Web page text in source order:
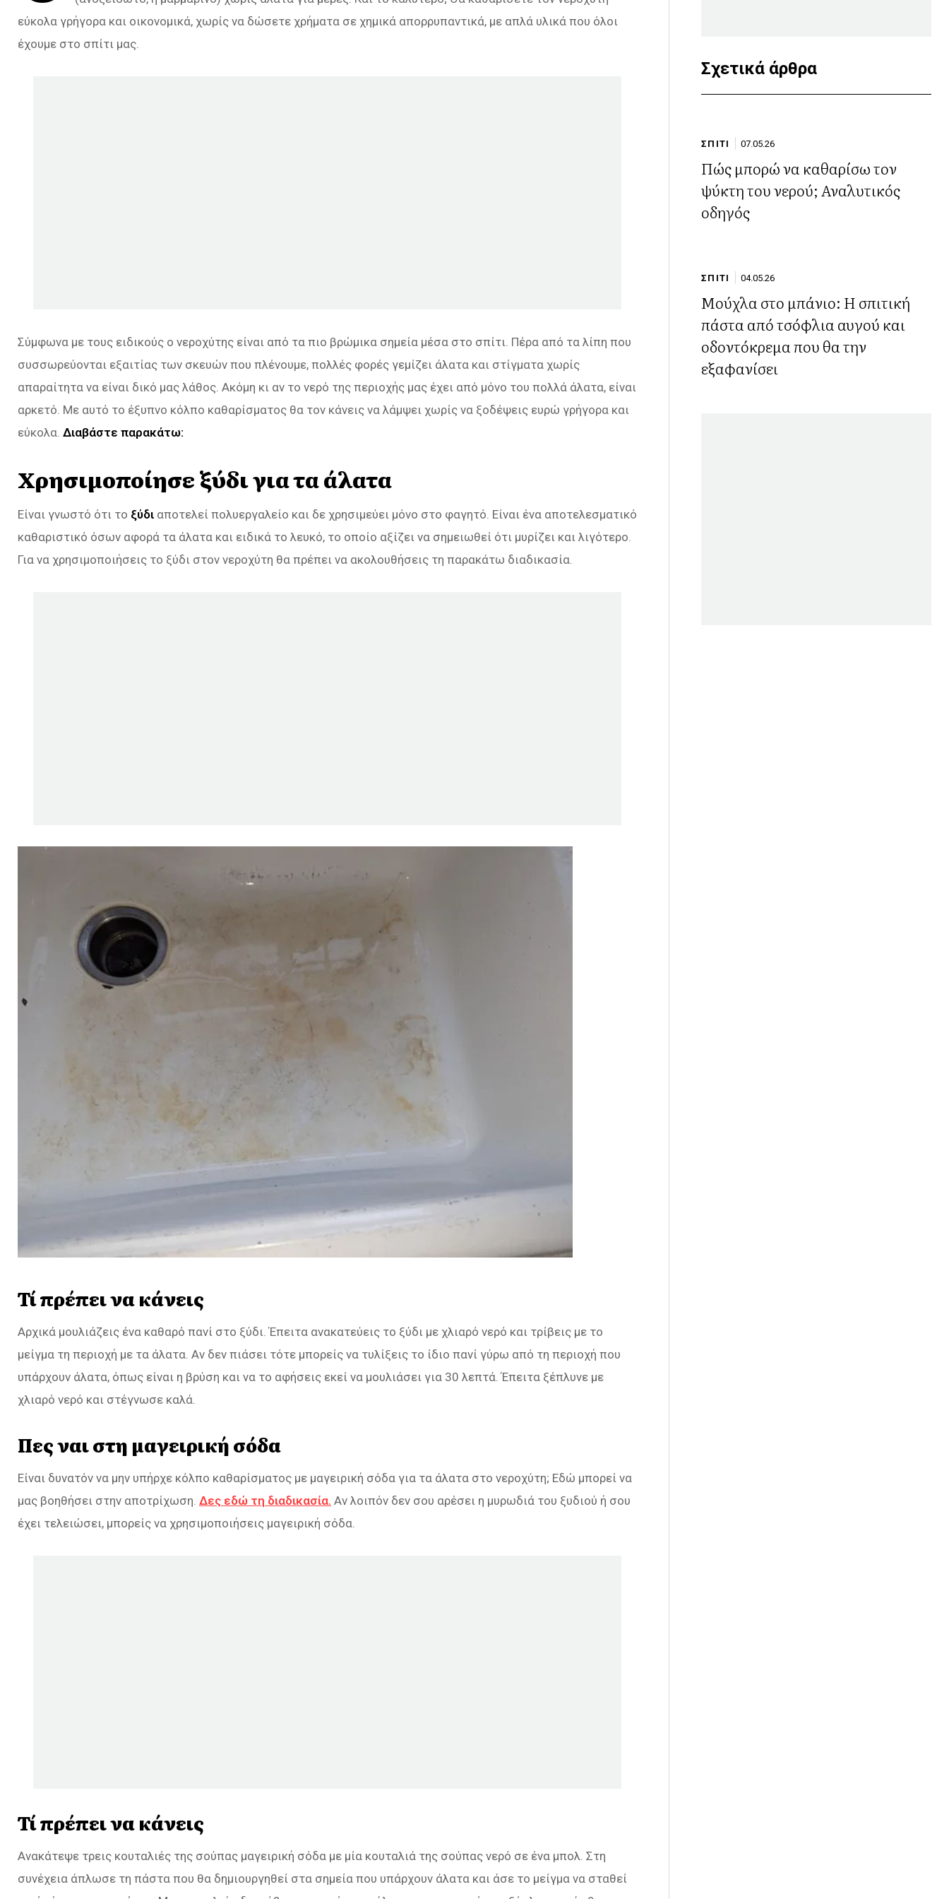
εύκολα γρήγορα και οικονομικά, χωρίς να δώσετε χρήματα σε χημικά απορρυπαντικά, με απλά υλικά που όλοι
έχουμε στο σπίτι μας.
Σύμφωνα με τους ειδικούς ο νεροχύτης είναι από τα πιο βρώμικα σημεία μέσα στο σπίτι. Πέρα από τα λίπη που
συσσωρεύονται εξαιτίας των σκευών που πλένουμε, πολλές φορές γεμίζει άλατα και στίγματα χωρίς
απαραίτητα να είναι δικό μας λάθος. Ακόμη κι αν το νερό της περιοχής μας έχει από μόνο του πολλά άλατα, είναι
αρκετό. Με αυτό το έξυπνο κόλπο καθαρίσματος θα τον κάνεις να λάμψει χωρίς να ξοδέψεις ευρώ γρήγορα και
εύκολα. Διαβάστε παρακάτω:
Χρησιμοποίησε ξύδι για τα άλατα
Είναι γνωστό ότι το ξύδι αποτελεί πολυεργαλείο και δε χρησιμεύει μόνο στο φαγητό. Είναι ένα αποτελεσματικό
καθαριστικό όσων αφορά τα άλατα και ειδικά το λευκό, το οποίο αξίζει να σημειωθεί ότι μυρίζει και λιγότερο.
Για να χρησιμοποιήσεις το ξύδι στον νεροχύτη θα πρέπει να ακολουθήσεις τη παρακάτω διαδικασία.
Τί πρέπει να κάνεις
Αρχικά μουλιάζεις ένα καθαρό πανί στο ξύδι. Έπειτα ανακατεύεις το ξύδι με χλιαρό νερό και τρίβεις με το
μείγμα τη περιοχή με τα άλατα. Αν δεν πιάσει τότε μπορείς να τυλίξεις το ίδιο πανί γύρω από τη περιοχή που
υπάρχουν άλατα, όπως είναι η βρύση και να το αφήσεις εκεί να μουλιάσει για 30 λεπτά. Έπειτα ξέπλυνε με
χλιαρό νερό και στέγνωσε καλά.
Πες ναι στη μαγειρική σόδα
Είναι δυνατόν να μην υπήρχε κόλπο καθαρίσματος με μαγειρική σόδα για τα άλατα στο νεροχύτη; Εδώ μπορεί να
μας βοηθήσει στην αποτρίχωση. Δες εδώ τη διαδικασία. Αν λοιπόν δεν σου αρέσει η μυρωδιά του ξυδιού ή σου
έχει τελειώσει, μπορείς να χρησιμοποιήσεις μαγειρική σόδα.
Τί πρέπει να κάνεις
Ανακάτεψε τρεις κουταλιές της σούπας μαγειρική σόδα με μία κουταλιά της σούπας νερό σε ένα μπολ. Στη
συνέχεια άπλωσε τη πάστα που θα δημιουργηθεί στα σημεία που υπάρχουν άλατα και άσε το μείγμα να σταθεί
Σχετικά άρθρα
ΣΠΙΤΙ 07.05.26
Πώς μπορώ να καθαρίσω τον
ψύκτη του νερού; Αναλυτικός
οδηγός
ΣΠΙΤΙ 04.05.26
Μούχλα στο μπάνιο: Η σπιτική
πάστα από τσόφλια αυγού και
οδοντόκρεμα που θα την
εξαφανίσει